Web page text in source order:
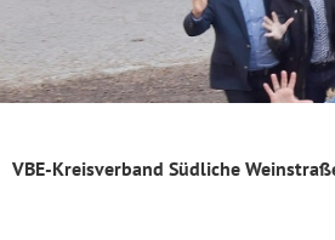
VBE-Kreisverband Südliche